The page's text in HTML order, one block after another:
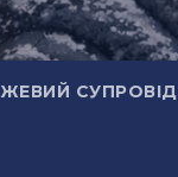
СУПРОВІД